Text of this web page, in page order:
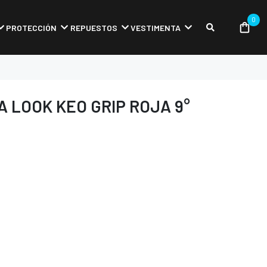
PROTECCIÓN REPUESTOS VESTIMENTA
0
LOOK KEO GRIP ROJA 9°